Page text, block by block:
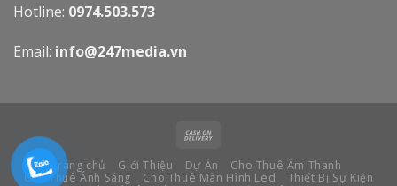
Hotline: 0974.503.573
Email: info@247media.vn
Trang chủ Giới Thiệu Dự Án
Cho Thuê Âm Thanh
Cho Thuê Ánh Sáng
Cho Thuê Màn Hình Led
Thiết Bị Sự Kiện